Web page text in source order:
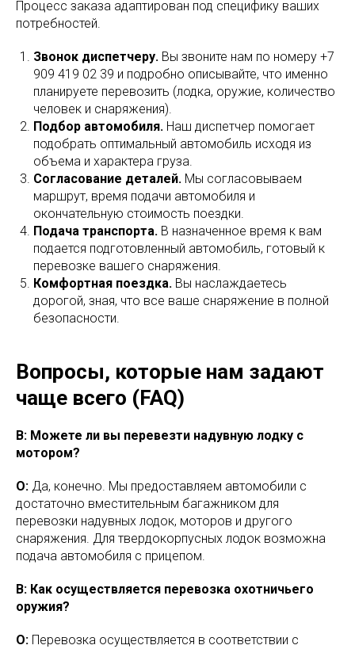
Процесс заказа адаптирован под специфику ваших
потребностей.
Звонок диспетчеру. Вы звоните нам по номеру +7
909 419 02 39 и подробно описывайте, что именно
планируете перевозить (лодка, оружие, количество
человек и снаряжения).
Подбор автомобиля. Наш диспетчер помогает
подобрать оптимальный автомобиль исходя из
объема и характера груза.
Согласование деталей. Мы согласовываем
маршрут, время подачи автомобиля и
окончательную стоимость поездки.
Подача транспорта. В назначенное время к вам
подается подготовленный автомобиль, готовый к
перевозке вашего снаряжения.
Комфортная поездка. Вы наслаждаетесь
дорогой, зная, что все ваше снаряжение в полной
безопасности.
Вопросы, которые нам задают
чаще всего (FAQ)
В: Можете ли вы перевезти надувную лодку с
мотором?
О: Да, конечно. Мы предоставляем автомобили с
достаточно вместительным багажником для
перевозки надувных лодок, моторов и другого
снаряжения. Для твердокорпусных лодок возможна
подача автомобиля с прицепом.
В: Как осуществляется перевозка охотничьего
оружия?
О: Перевозка осуществляется в соответствии с